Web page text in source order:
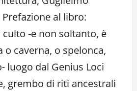
al libro:
-e non soltanto, è
o caverna, o spelonca,
luogo dal Genius Loci
grembo di riti ancestrali